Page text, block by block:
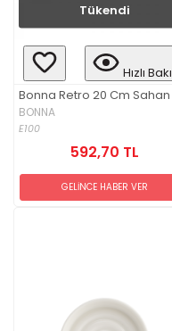
Tükendi
Hızlı
Bonna Retro 20 Cm Sahan
BONNA
E100
592,70 TL
GELİNCE HABER VER